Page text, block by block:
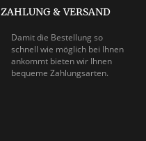
ZAHLUNG & VERSAND
Damit die Bestellung so
schnell wie möglich bei Ihnen
ankommt bieten wir Ihnen
bequeme Zahlungsarten.